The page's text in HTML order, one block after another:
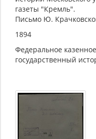
газеты "Кремль".
Письмо Ю.
1894
Федеральное
государственный